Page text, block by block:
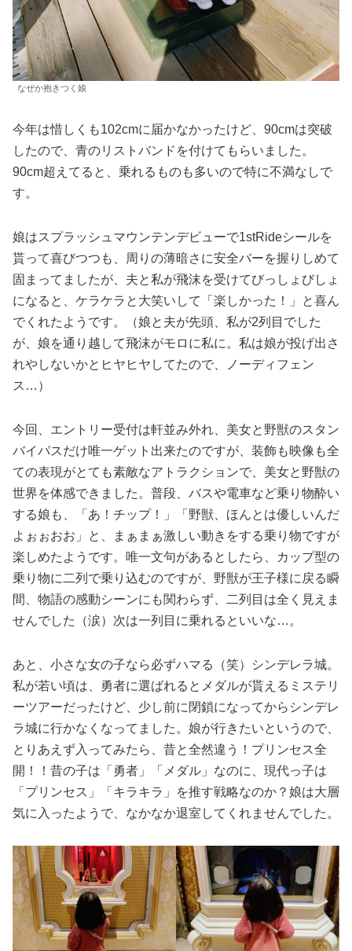
なぜか抱きつく娘
今年は惜しくも102cmに届かなかったけど、90cmは突破
したので、青のリストバンドを付けてもらいました。
90cm超えてると、乗れるものも多いので特に不満なしで
す。
娘はスプラッシュマウンテンデビューで1stRideシールを
貰って喜びつつも、周りの薄暗さに安全バーを握りしめて
固まってましたが、夫と私が飛沫を受けてびっしょびしょ
になると、ケラケラと大笑いして「楽しかった！」と喜ん
でくれたようです。（娘と夫が先頭、私が2列目でした
が、娘を通り越して飛沫がモロに私に。私は娘が投げ出さ
れやしないかとヒヤヒヤしてたので、ノーディフェン
ス…）
今回、エントリー受付は軒並み外れ、美女と野獣のスタン
バイパスだけ唯一ゲット出来たのですが、装飾も映像も全
ての表現がとても素敵なアトラクションで、美女と野獣の
世界を体感できました。普段、バスや電車など乗り物酔い
する娘も、「あ！チップ！」「野獣、ほんとは優しいんだ
よぉぉおお」と、まぁまぁ激しい動きをする乗り物ですが
楽しめたようです。唯一文句があるとしたら、カップ型の
乗り物に二列で乗り込むのですが、野獣が王子様に戻る瞬
間、物語の感動シーンにも関わらず、二列目は全く見えま
せんでした（涙）次は一列目に乗れるといいな…。
あと、小さな女の子なら必ずハマる（笑）シンデレラ城。
私が若い頃は、勇者に選ばれるとメダルが貰えるミステリ
ーツアーだったけど、少し前に閉鎖になってからシンデレ
ラ城に行かなくなってました。娘が行きたいというので、
とりあえず入ってみたら、昔と全然違う！プリンセス全
開！！昔の子は「勇者」「メダル」なのに、現代っ子は
「プリンセス」「キラキラ」を推す戦略なのか？娘は大層
気に入ったようで、なかなか退室してくれませんでした。